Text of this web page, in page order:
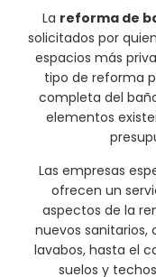
La reforma de
solicitados por
espacios más
tipo de reforma
completa del
elementos
Las empresas
ofrecen un
aspectos de la
nuevos sanitarios,
lavabos, hasta el
suelos y